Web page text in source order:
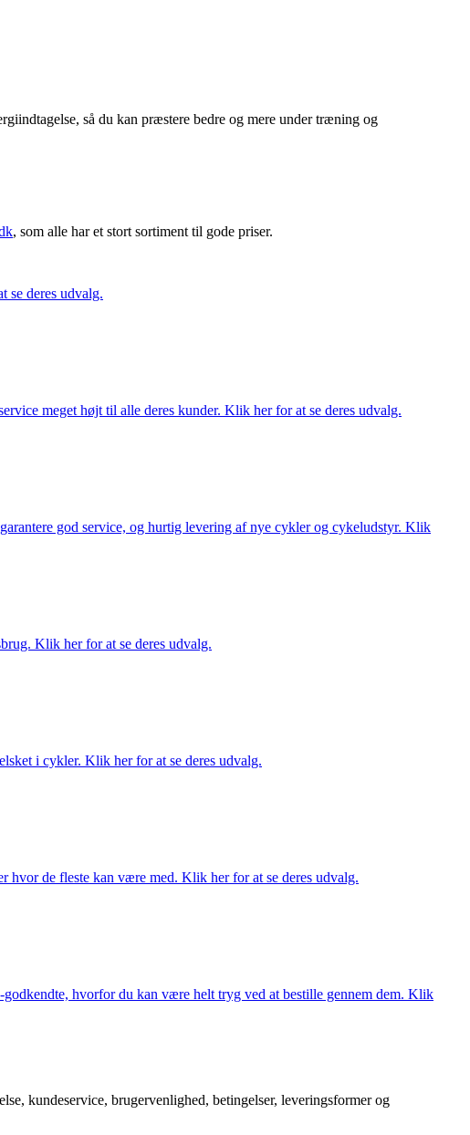
så du kan præstere bedre og mere under træning og
, som alle har et stort sortiment til gode priser.
se deres udvalg.
meget højt til alle deres kunder. Klik her for at se deres udvalg.
god service, og hurtig levering af nye cykler og cykeludstyr. Klik
Klik her for at se deres udvalg.
i cykler. Klik her for at se deres udvalg.
hvor de fleste kan være med. Klik her for at se deres udvalg.
hvorfor du kan være helt tryg ved at bestille gennem dem. Klik
kundeservice, brugervenlighed, betingelser, leveringsformer og